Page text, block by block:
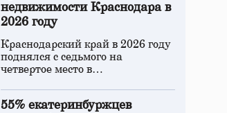
недвижимости Краснодара в
2026 году
Краснодарский край в 2026 году
поднялся с седьмого на
четвертое место в…
55% екатеринбуржцев